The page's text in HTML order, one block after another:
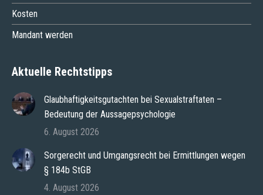
Kosten
Mandant werden
Aktuelle Rechtstipps
Glaubhaftigkeitsgutachten bei Sexualstraftaten –
Bedeutung der Aussagepsychologie
6. August 2026
Sorgerecht und Umgangsrecht bei Ermittlungen wegen
§ 184b StGB
4. August 2026